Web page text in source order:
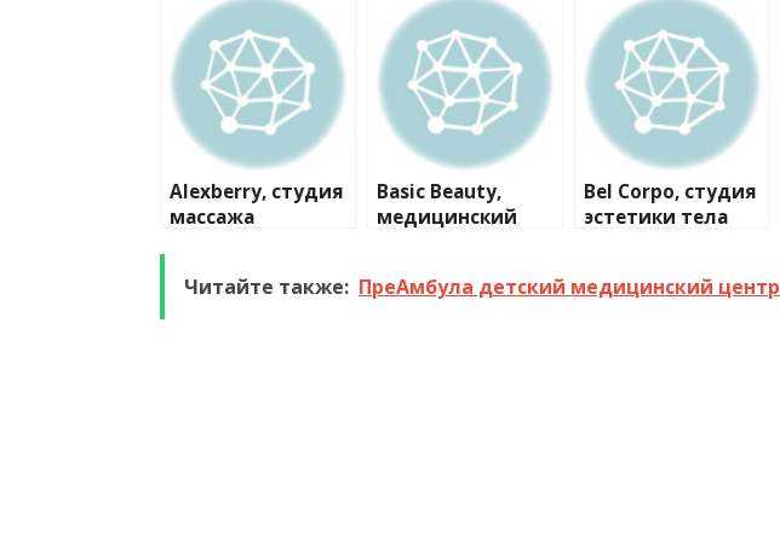
Alexberry, студия
массажа
Basic Beauty,
медицинский
Bel Corpo, студия
эстетики тела
Читайте также: ПреАмбула детский медицинский центр